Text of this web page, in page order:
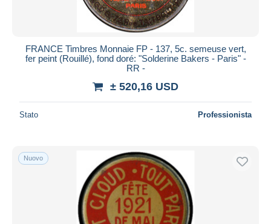
FRANCE Timbres Monnaie FP - 137, 5c. semeuse vert,
fer peint (Rouillé), fond doré: "Solderine Bakers - Paris" -
RR -
± 520,16 USD
Stato Professionista
Nuovo